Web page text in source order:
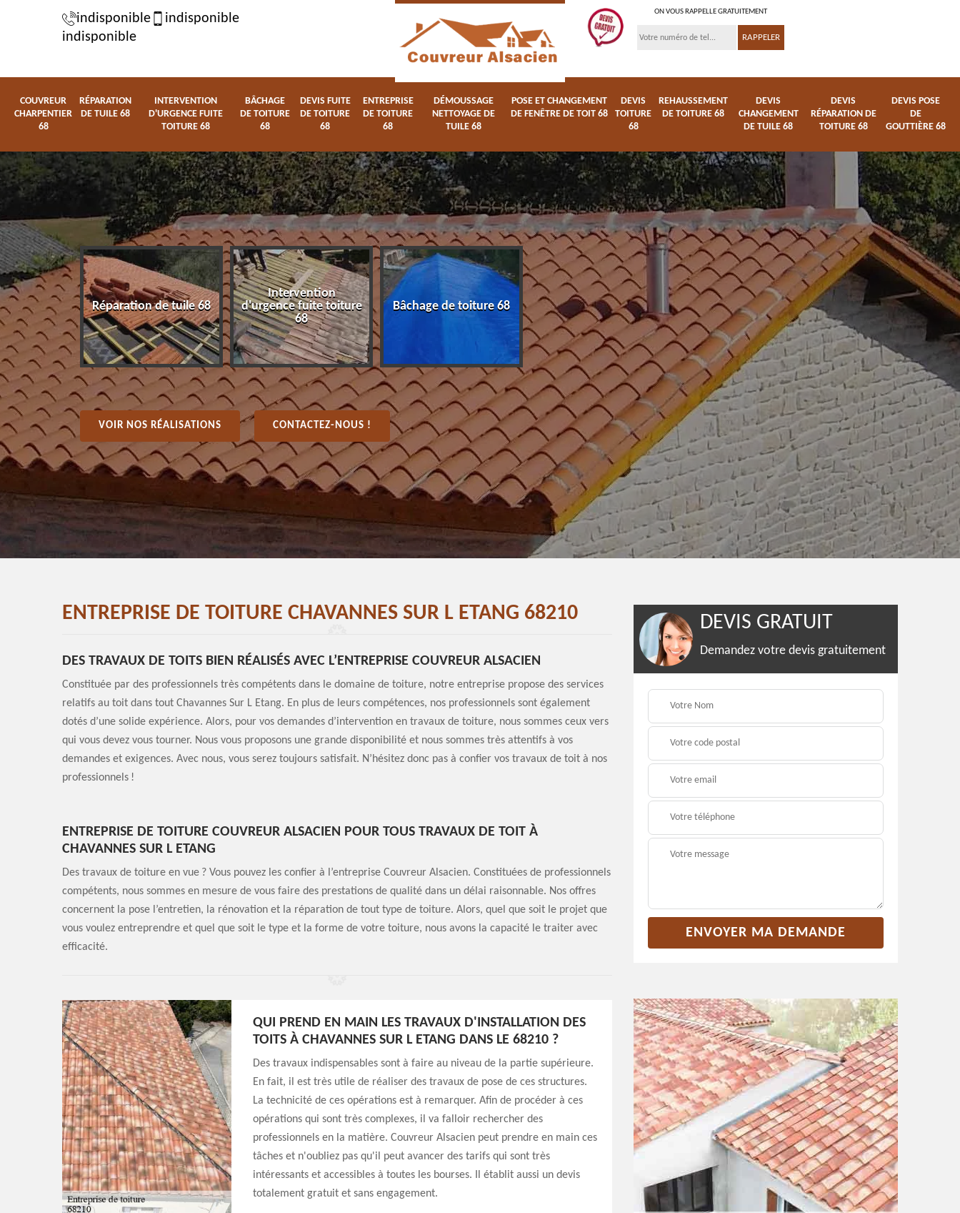
indisponible
indisponible
indisponible
ON VOUS RAPPELLE GRATUITEMENT
COUVREUR
CHARPENTIER
68
RÉPARATION
DE TUILE 68
INTERVENTION
D'URGENCE FUITE
TOITURE 68
BÂCHAGE
DE TOITURE
68
DEVIS FUITE
DE TOITURE
68
ENTREPRISE
DE TOITURE
68
DÉMOUSSAGE
NETTOYAGE DE
TUILE 68
POSE ET CHANGEMENT
DE FENÊTRE DE TOIT 68
DEVIS
TOITURE
68
REHAUSSEMENT
DE TOITURE 68
DEVIS
CHANGEMENT
DE TUILE 68
DEVIS
RÉPARATION DE
TOITURE 68
DEVIS POSE
DE
GOUTTIÈRE 68
Réparation de tuile 68
Intervention
d'urgence fuite toiture
68
Bâchage de toiture 68
Devis fuite de toiture
68
Entreprise de toiture
68
Démoussage
nettoyage de tuile 68
VOIR NOS RÉALISATIONS CONTACTEZ-NOUS !
ENTREPRISE DE TOITURE CHAVANNES SUR L ETANG 68210
DES TRAVAUX DE TOITS BIEN RÉALISÉS AVEC L’ENTREPRISE COUVREUR ALSACIEN
Constituée par des professionnels très compétents dans le domaine de toiture, notre entreprise propose des services
relatifs au toit dans tout Chavannes Sur L Etang. En plus de leurs compétences, nos professionnels sont également
dotés d’une solide expérience. Alors, pour vos demandes d’intervention en travaux de toiture, nous sommes ceux vers
qui vous devez vous tourner. Nous vous proposons une grande disponibilité et nous sommes très attentifs à vos
demandes et exigences. Avec nous, vous serez toujours satisfait. N’hésitez donc pas à confier vos travaux de toit à nos
professionnels !
ENTREPRISE DE TOITURE COUVREUR ALSACIEN POUR TOUS TRAVAUX DE TOIT À
CHAVANNES SUR L ETANG
Des travaux de toiture en vue ? Vous pouvez les confier à l’entreprise Couvreur Alsacien. Constituées de professionnels
compétents, nous sommes en mesure de vous faire des prestations de qualité dans un délai raisonnable. Nos offres
concernent la pose l’entretien, la rénovation et la réparation de tout type de toiture. Alors, quel que soit le projet que
vous voulez entreprendre et quel que soit le type et la forme de votre toiture, nous avons la capacité le traiter avec
efficacité.
QUI PREND EN MAIN LES TRAVAUX D'INSTALLATION DES
TOITS À CHAVANNES SUR L ETANG DANS LE 68210 ?
Des travaux indispensables sont à faire au niveau de la partie supérieure.
En fait, il est très utile de réaliser des travaux de pose de ces structures.
La technicité de ces opérations est à remarquer. Afin de procéder à ces
opérations qui sont très complexes, il va falloir rechercher des
professionnels en la matière. Couvreur Alsacien peut prendre en main ces
tâches et n'oubliez pas qu'il peut avancer des tarifs qui sont très
intéressants et accessibles à toutes les bourses. Il établit aussi un devis
totalement gratuit et sans engagement.
DEVIS GRATUIT
Demandez votre devis gratuitement